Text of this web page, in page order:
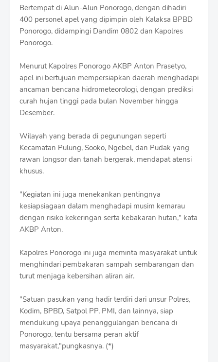
Bertempat di Alun-Alun Ponorogo, dengan dihadiri
400 personel apel yang dipimpin oleh Kalaksa BPBD
Ponorogo, didampingi Dandim 0802 dan Kapolres
Ponorogo.
Menurut Kapolres Ponorogo AKBP Anton Prasetyo,
apel ini bertujuan mempersiapkan daerah menghadapi
ancaman bencana hidrometeorologi, dengan prediksi
curah hujan tinggi pada bulan November hingga
Desember.
Wilayah yang berada di pegunungan seperti
Kecamatan Pulung, Sooko, Ngebel, dan Pudak yang
rawan longsor dan tanah bergerak, mendapat atensi
khusus.
"Kegiatan ini juga menekankan pentingnya
kesiapsiagaan dalam menghadapi musim kemarau
dengan risiko kekeringan serta kebakaran hutan," kata
AKBP Anton.
Kapolres Ponorogo ini juga meminta masyarakat untuk
menghindari pembakaran sampah sembarangan dan
turut menjaga kebersihan aliran air.
"Satuan pasukan yang hadir terdiri dari unsur Polres,
Kodim, BPBD, Satpol PP, PMI, dan lainnya, siap
mendukung upaya penanggulangan bencana di
Ponorogo, tentu bersama peran aktif
masyarakat,"pungkasnya. (*)
h
S
h
o
f
T
e
m
p
l
e
s